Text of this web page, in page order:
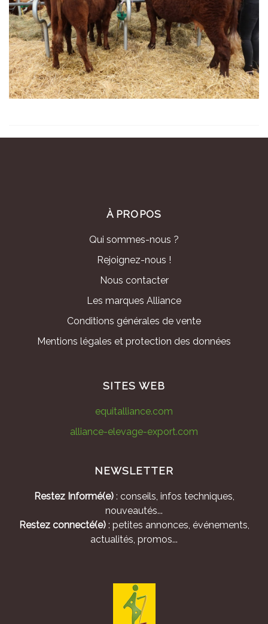
À PROPOS
Qui sommes-nous ?
Rejoignez-nous !
Nous contacter
Les marques Alliance
Conditions générales de vente
Mentions légales et protection des données
SITES WEB
equitalliance.com
alliance-elevage-export.com
NEWSLETTER
Restez Informé(e): conseils, infos techniques,
nouveautés...
Restez connecté(e): petites annonces, événements,
actualités, promos...